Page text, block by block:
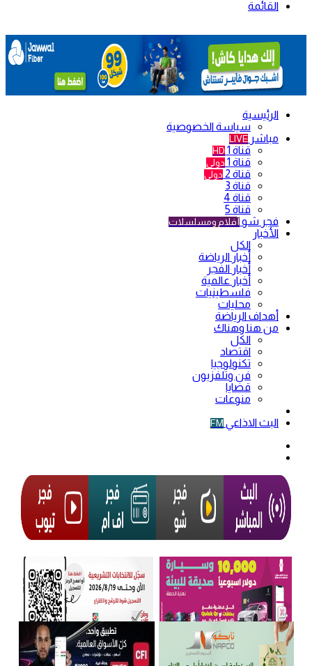
القائمة
الرئيسية
سياسة الخصوصية
مباشر LIVE
قناة 1 HD
قناة 1 دولي
قناة 2 دولي
قناة 3
قناة 4
قناة 5
فجر شو أفلام ومسلسلات
الأخبار
الكل
أخبار الرياضة
أخبار الفجر
أخبار عالمية
فلسطينيات
محليات
أهداف الرياضة
من هنا وهناك
الكل
اقتصاد
تكنولوجيا
فن وتلفزيون
قضايا
منوعات
البث الاذاعي FM